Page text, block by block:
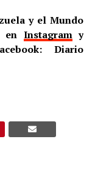
y el Mundo
en Instagramy
Diario